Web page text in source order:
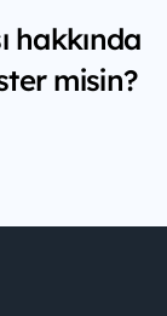
hakkında
misin?